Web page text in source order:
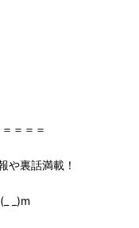
＝＝＝
裏話満載！
_)m